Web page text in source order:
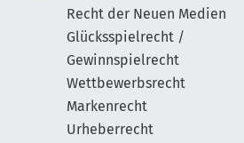
Recht der Neuen Medien
Glücksspielrecht /
Gewinnspielrecht
Wettbewerbsrecht
Markenrecht
Urheberrecht